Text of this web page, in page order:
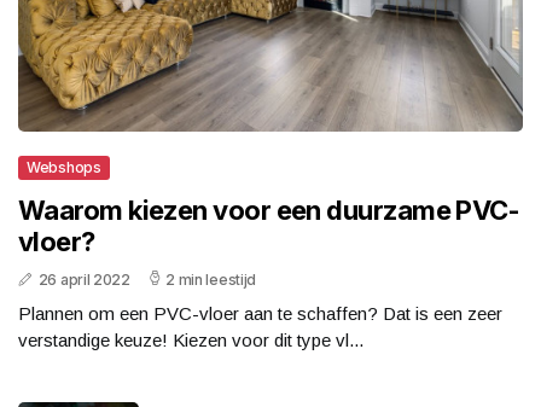
Webshops
Waarom kiezen voor een duurzame PVC-
vloer?
26 april 2022 2 min leestijd
Plannen om een PVC-vloer aan te schaffen? Dat is een zeer
verstandige keuze! Kiezen voor dit type vl...